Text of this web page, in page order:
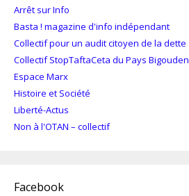
Arrêt sur Info
Basta ! magazine d'info indépendant
Collectif pour un audit citoyen de la dette
Collectif StopTaftaCeta du Pays Bigouden
Espace Marx
Histoire et Société
Liberté-Actus
Non à l'OTAN – collectif
Facebook